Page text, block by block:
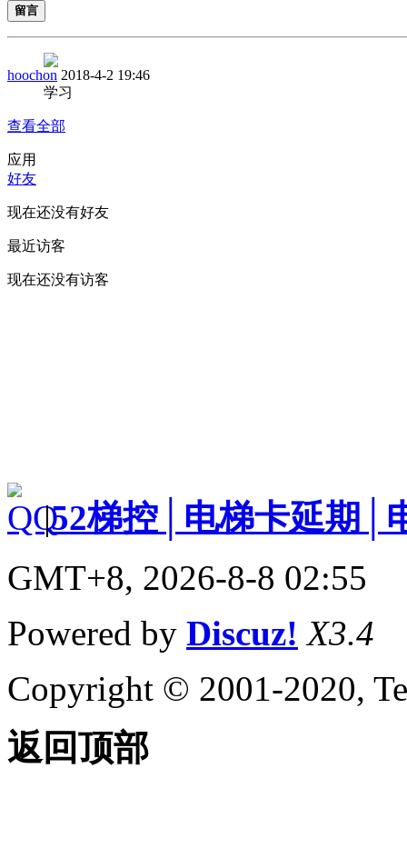
留言
hoochon 2018-4-2 19:46
学习
查看全部
应用
好友
现在还没有好友
最近访客
现在还没有访客
|52梯控│电梯卡延期│
GMT+8, 2026-8-8 02:55
Powered by Discuz! X3.4
Copyright © 2001-2020,
返回顶部